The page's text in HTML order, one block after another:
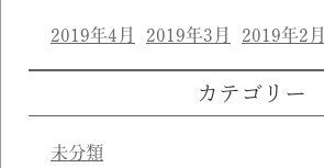
2019年4月 2019年3月 2019年2月
カテゴリー
未分類